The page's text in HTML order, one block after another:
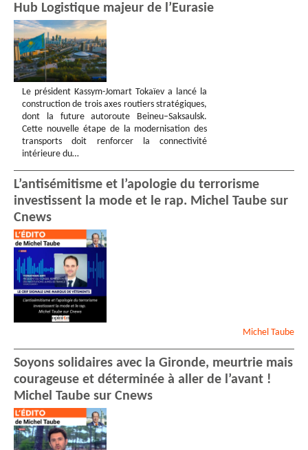
Hub Logistique majeur de l’Eurasie
Le président Kassym-Jomart Tokaïev a lancé la
construction de trois axes routiers stratégiques,
dont la future autoroute Beineu–Saksaulsk.
Cette nouvelle étape de la modernisation des
transports doit renforcer la connectivité
intérieure du…
L’antisémitisme et l’apologie du terrorisme
investissent la mode et le rap. Michel Taube sur
Cnews
Michel Taube
Soyons solidaires avec la Gironde, meurtrie mais
courageuse et déterminée à aller de l’avant !
Michel Taube sur Cnews